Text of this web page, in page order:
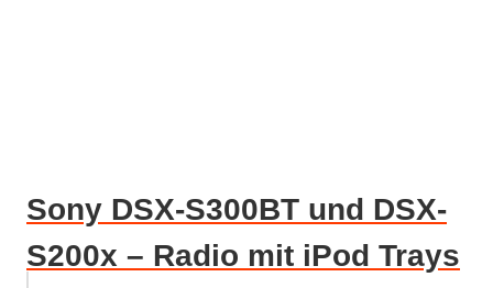
Sony DSX-S300BT und DSX-
S200x – Radio mit iPod Trays